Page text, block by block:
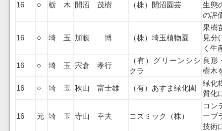
16 ○ 栃 木 開沼 茂樹 （株）開沼園芸
生態
の評
16 ○ 埼 玉 加藤 博 （株）埼玉植物園
果樹
見分
く生
16 ○ 埼 玉 宍倉 孝行
（有）グリーンシシ
クラ
良形
樹木
16 ○ 埼 玉 秋山 富士雄 （有）あすま緑化園
緑化
質化
16 元 埼 玉 寺山 幸夫 コズミック（株）
コン
ープ
技術